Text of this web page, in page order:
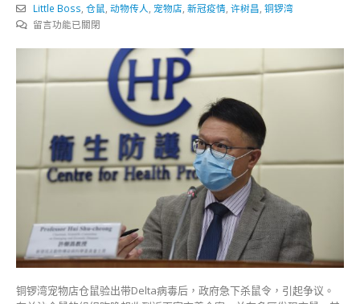
Little Boss, 仓鼠, 动物传人, 宠物店, 新冠疫情, 许树昌, 铜锣湾
在
仓
病
机
会
高
是
留言功能已關閉
铜锣湾宠物店仓鼠验出带Delta病毒后，政府急下杀鼠令，引起争议。